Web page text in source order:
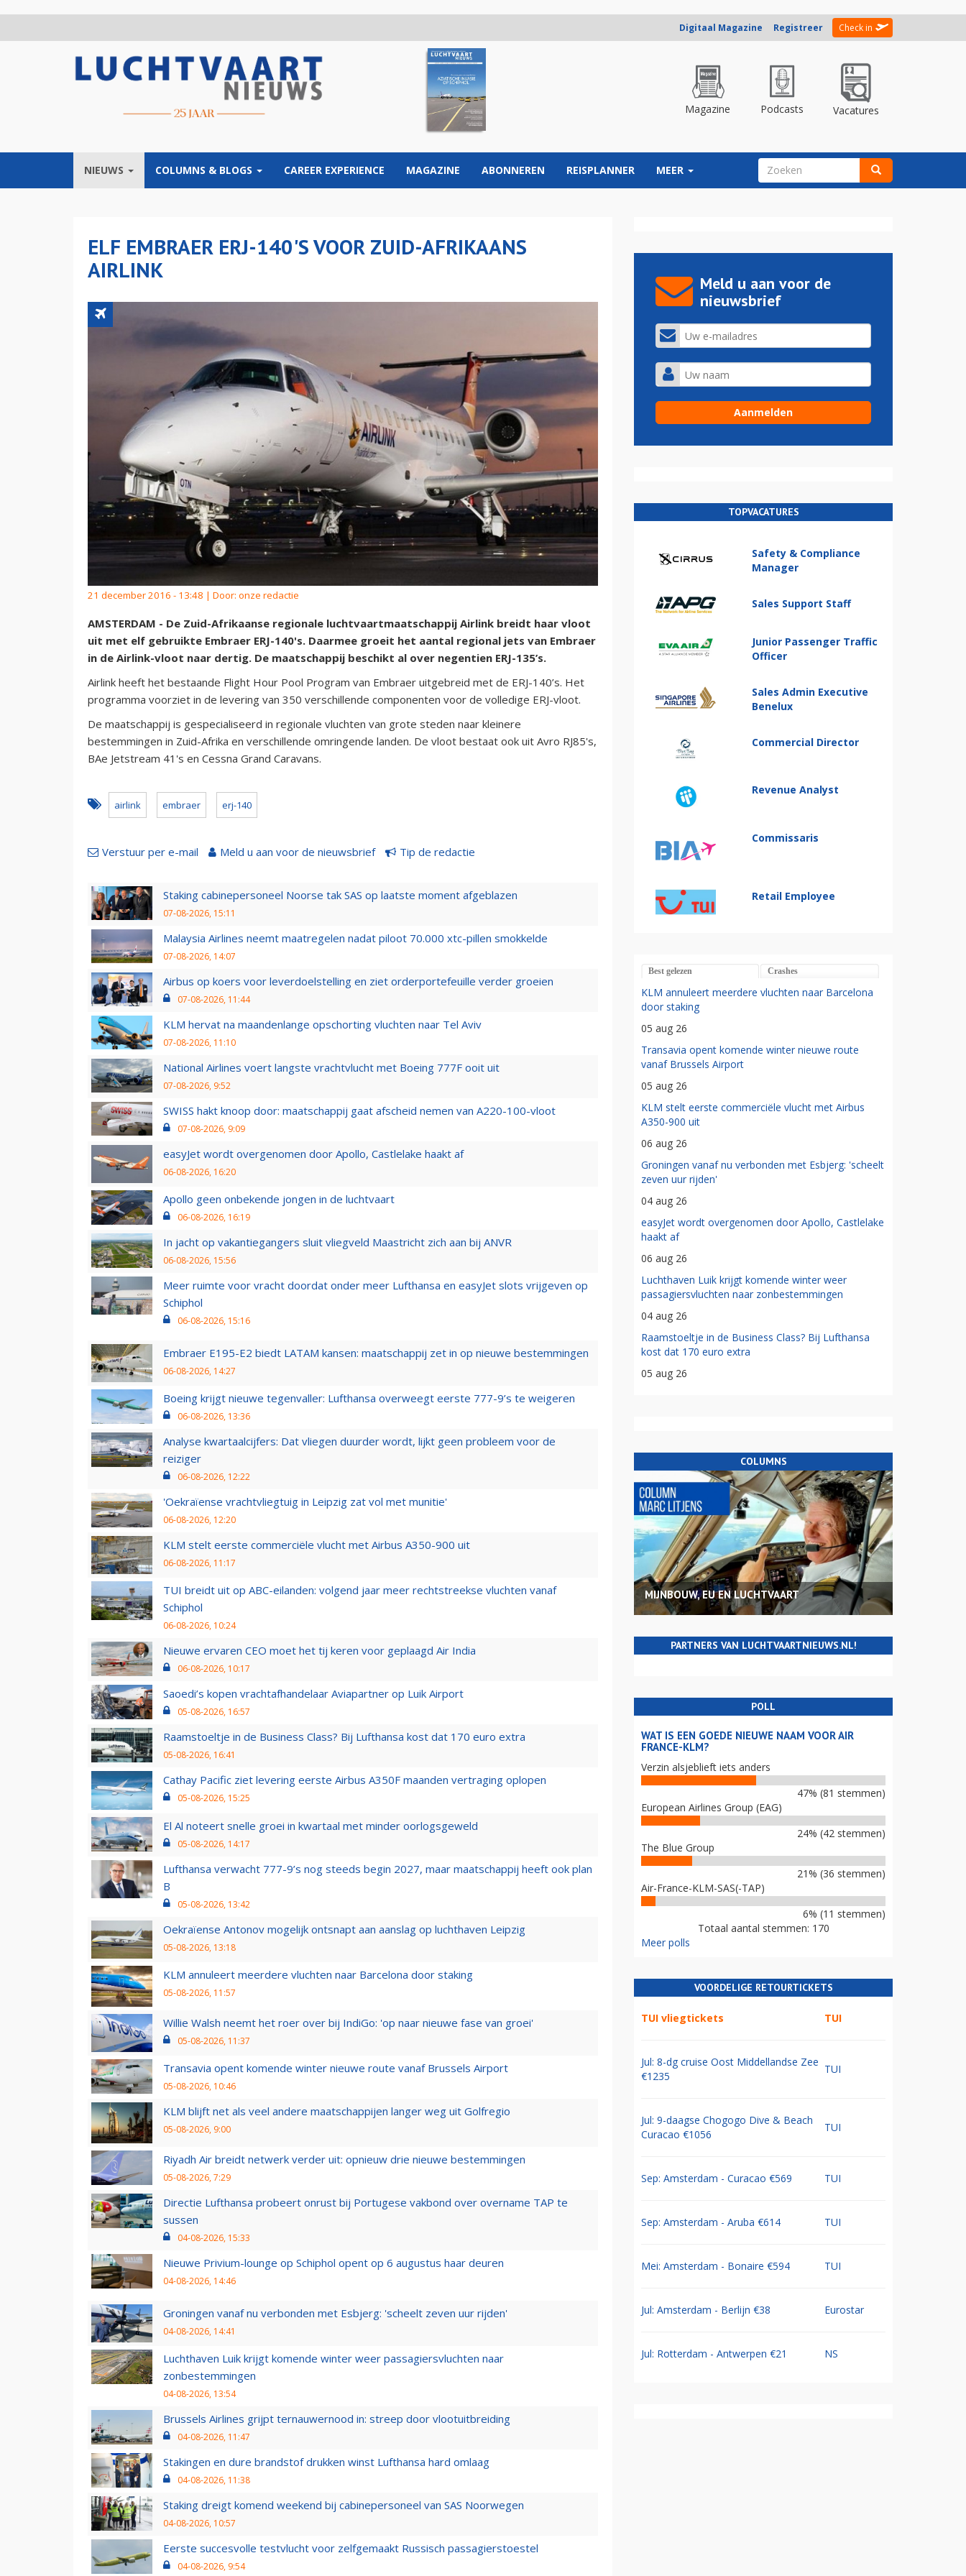
Digitaal Magazine Registreer Check in
Magazine Podcasts Vacatures
NIEUWS COLUMNS & BLOGS CAREER EXPERIENCE MAGAZINE ABONNEREN REISPLANNER MEER ZOEKVELD
ELF EMBRAER ERJ-140'S VOOR ZUID-AFRIKAANS
AIRLINK
21 december 2016 - 13:48 | Door: onze redactie
AMSTERDAM - De Zuid-Afrikaanse regionale luchtvaartmaatschappij Airlink breidt haar vloot
uit met elf gebruikte Embraer ERJ-140's. Daarmee groeit het aantal regional jets van Embraer
in de Airlink-vloot naar dertig. De maatschappij beschikt al over negentien ERJ-135’s.
Airlink heeft het bestaande Flight Hour Pool Program van Embraer uitgebreid met de ERJ-140’s. Het
programma voorziet in de levering van 350 verschillende componenten voor de volledige ERJ-vloot.
De maatschappij is gespecialiseerd in regionale vluchten van grote steden naar kleinere
bestemmingen in Zuid-Afrika en verschillende omringende landen. De vloot bestaat ook uit Avro RJ85's,
BAe Jetstream 41's en Cessna Grand Caravans.
airlink embraer erj-140
Verstuur per e-mail Meld u aan voor de nieuwsbrief Tip de redactie
Staking cabinepersoneel Noorse tak SAS op laatste moment afgeblazen
07-08-2026, 15:11
Malaysia Airlines neemt maatregelen nadat piloot 70.000 xtc-pillen smokkelde
07-08-2026, 14:07
Airbus op koers voor leverdoelstelling en ziet orderportefeuille verder groeien
07-08-2026, 11:44
KLM hervat na maandenlange opschorting vluchten naar Tel Aviv
07-08-2026, 11:10
National Airlines voert langste vrachtvlucht met Boeing 777F ooit uit
07-08-2026, 9:52
SWISS hakt knoop door: maatschappij gaat afscheid nemen van A220-100-vloot
07-08-2026, 9:09
easyJet wordt overgenomen door Apollo, Castlelake haakt af
06-08-2026, 16:20
Apollo geen onbekende jongen in de luchtvaart
06-08-2026, 16:19
In jacht op vakantiegangers sluit vliegveld Maastricht zich aan bij ANVR
06-08-2026, 15:56
Meer ruimte voor vracht doordat onder meer Lufthansa en easyJet slots vrijgeven op
Schiphol
06-08-2026, 15:16
Embraer E195-E2 biedt LATAM kansen: maatschappij zet in op nieuwe bestemmingen
06-08-2026, 14:27
Boeing krijgt nieuwe tegenvaller: Lufthansa overweegt eerste 777-9’s te weigeren
06-08-2026, 13:36
Analyse kwartaalcijfers: Dat vliegen duurder wordt, lijkt geen probleem voor de
reiziger
06-08-2026, 12:22
'Oekraïense vrachtvliegtuig in Leipzig zat vol met munitie'
06-08-2026, 12:20
KLM stelt eerste commerciële vlucht met Airbus A350-900 uit
06-08-2026, 11:17
TUI breidt uit op ABC-eilanden: volgend jaar meer rechtstreekse vluchten vanaf
Schiphol
06-08-2026, 10:24
Nieuwe ervaren CEO moet het tij keren voor geplaagd Air India
06-08-2026, 10:17
Saoedi’s kopen vrachtafhandelaar Aviapartner op Luik Airport
05-08-2026, 16:57
Raamstoeltje in de Business Class? Bij Lufthansa kost dat 170 euro extra
05-08-2026, 16:41
Cathay Pacific ziet levering eerste Airbus A350F maanden vertraging oplopen
05-08-2026, 15:25
El Al noteert snelle groei in kwartaal met minder oorlogsgeweld
05-08-2026, 14:17
Lufthansa verwacht 777-9’s nog steeds begin 2027, maar maatschappij heeft ook plan
B
05-08-2026, 13:42
Oekraïense Antonov mogelijk ontsnapt aan aanslag op luchthaven Leipzig
05-08-2026, 13:18
KLM annuleert meerdere vluchten naar Barcelona door staking
05-08-2026, 11:57
Willie Walsh neemt het roer over bij IndiGo: 'op naar nieuwe fase van groei'
05-08-2026, 11:37
Transavia opent komende winter nieuwe route vanaf Brussels Airport
05-08-2026, 10:46
KLM blijft net als veel andere maatschappijen langer weg uit Golfregio
05-08-2026, 9:00
Riyadh Air breidt netwerk verder uit: opnieuw drie nieuwe bestemmingen
05-08-2026, 7:29
Directie Lufthansa probeert onrust bij Portugese vakbond over overname TAP te
sussen
04-08-2026, 15:33
Nieuwe Privium-lounge op Schiphol opent op 6 augustus haar deuren
04-08-2026, 14:46
Groningen vanaf nu verbonden met Esbjerg: 'scheelt zeven uur rijden'
04-08-2026, 14:41
Luchthaven Luik krijgt komende winter weer passagiersvluchten naar
zonbestemmingen
04-08-2026, 13:54
Brussels Airlines grijpt ternauwernood in: streep door vlootuitbreiding
04-08-2026, 11:47
Stakingen en dure brandstof drukken winst Lufthansa hard omlaag
04-08-2026, 11:38
Staking dreigt komend weekend bij cabinepersoneel van SAS Noorwegen
04-08-2026, 10:57
Eerste succesvolle testvlucht voor zelfgemaakt Russisch passagierstoestel
04-08-2026, 9:54
Meld u aan voor de
nieuwsbrief
TOPVACATURES
Safety & Compliance
Manager
Sales Support Staff
Junior Passenger Traffic
Officer
Sales Admin Executive
Benelux
Commercial Director
Revenue Analyst
Commissaris
Retail Employee
Best gelezen Crashes
KLM annuleert meerdere vluchten naar Barcelona
door staking
05 aug 26
Transavia opent komende winter nieuwe route
vanaf Brussels Airport
05 aug 26
KLM stelt eerste commerciële vlucht met Airbus
A350-900 uit
06 aug 26
Groningen vanaf nu verbonden met Esbjerg: 'scheelt
zeven uur rijden'
04 aug 26
easyJet wordt overgenomen door Apollo, Castlelake
haakt af
06 aug 26
Luchthaven Luik krijgt komende winter weer
passagiersvluchten naar zonbestemmingen
04 aug 26
Raamstoeltje in de Business Class? Bij Lufthansa
kost dat 170 euro extra
05 aug 26
COLUMNS
MIJNBOUW, EU EN LUCHTVAART
PARTNERS VAN LUCHTVAARTNIEUWS.NL!
POLL
WAT IS EEN GOEDE NIEUWE NAAM VOOR AIR
FRANCE-KLM?
Verzin alsjeblieft iets anders
47% (81 stemmen)
European Airlines Group (EAG)
24% (42 stemmen)
The Blue Group
21% (36 stemmen)
Air-France-KLM-SAS(-TAP)
6% (11 stemmen)
Totaal aantal stemmen: 170
Meer polls
VOORDELIGE RETOURTICKETS
TUI vliegtickets TUI
Jul: 8-dg cruise Oost Middellandse Zee
€1235
TUI
Jul: 9-daagse Chogogo Dive & Beach
Curacao €1056
TUI
Sep: Amsterdam - Curacao €569 TUI
Sep: Amsterdam - Aruba €614 TUI
Mei: Amsterdam - Bonaire €594 TUI
Jul: Amsterdam - Berlijn €38 Eurostar
Jul: Rotterdam - Antwerpen €21 NS